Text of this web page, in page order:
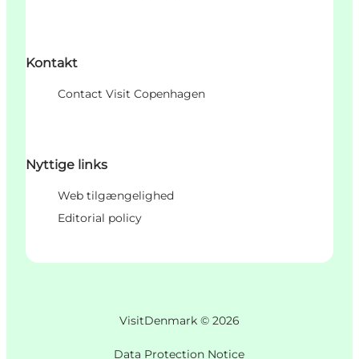
Kontakt
Contact Visit Copenhagen
Nyttige links
Web tilgængelighed
Editorial policy
VisitDenmark © 2026
Data Protection Notice